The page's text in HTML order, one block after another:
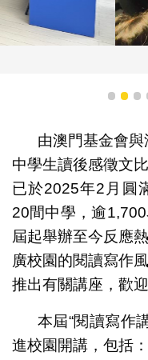
“閱
1 2 3
由澳門基金會與
中學生讀後感徵文
已於2025年2月圓
20間中學，逾
屆起舉辦至今反應
廣校園的閱讀寫作
推出有關講座，歡
本屆“閱讀寫作
進校園開講，包括